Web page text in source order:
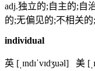
adj.独立的;自主的;自
的;无偏见的;不相关
individual
英 [ˌɪndɪˈvɪdʒuəl] 美